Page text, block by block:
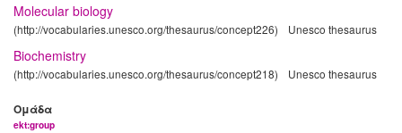
Molecular biology
(http://vocabularies.unesco.org/thesaurus/concept226) Unesco thesaurus
Biochemistry
(http://vocabularies.unesco.org/thesaurus/concept218) Unesco thesaurus
Ομάδα
ekt:group